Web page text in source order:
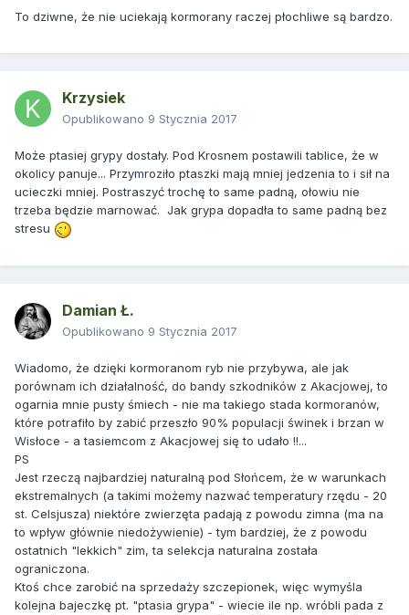
To dziwne, że nie uciekają kormorany raczej płochliwe są bardzo.
Krzysiek
Opublikowano 9 Stycznia 2017
Może ptasiej grypy dostały. Pod Krosnem postawili tablice, że w
okolicy panuje... Przymroziło ptaszki mają mniej jedzenia to i sił na
ucieczki mniej. Postraszyć trochę to same padną, ołowiu nie
trzeba będzie marnować. Jak grypa dopadła to same padną bez
stresu
Damian Ł.
Opublikowano 9 Stycznia 2017
Wiadomo, że dzięki kormoranom ryb nie przybywa, ale jak
porównam ich działalność, do bandy szkodników z Akacjowej, to
ogarnia mnie pusty śmiech - nie ma takiego stada kormoranów,
które potrafiło by zabić przeszło 90% populacji świnek i brzan w
Wisłoce - a tasiemcom z Akacjowej się to udało !!...
PS
Jest rzeczą najbardziej naturalną pod Słońcem, że w warunkach
ekstremalnych (a takimi możemy nazwać temperatury rzędu - 20
st. Celsjusza) niektóre zwierzęta padają z powodu zimna (ma na
to wpływ głównie niedożywienie) - tym bardziej, że z powodu
ostatnich "lekkich" zim, ta selekcja naturalna została
ograniczona.
Ktoś chce zarobić na sprzedaży szczepionek, więc wymyśla
kolejna bajeczkę pt. "ptasia grypa" - wiecie ile np. wróbli pada z